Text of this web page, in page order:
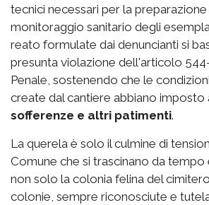
tecnici necessari per la
monitoraggio sanitario degli
reato formulate dai denuncianti si
presunta violazione dell'articolo
Penale, sostenendo che le
create dal cantiere abbiano imposto
sofferenze e altri patimenti.
La querela è solo il culmine di
Comune che si trascinano da tempo
non solo la colonia felina del
colonie, sempre riconosciute e